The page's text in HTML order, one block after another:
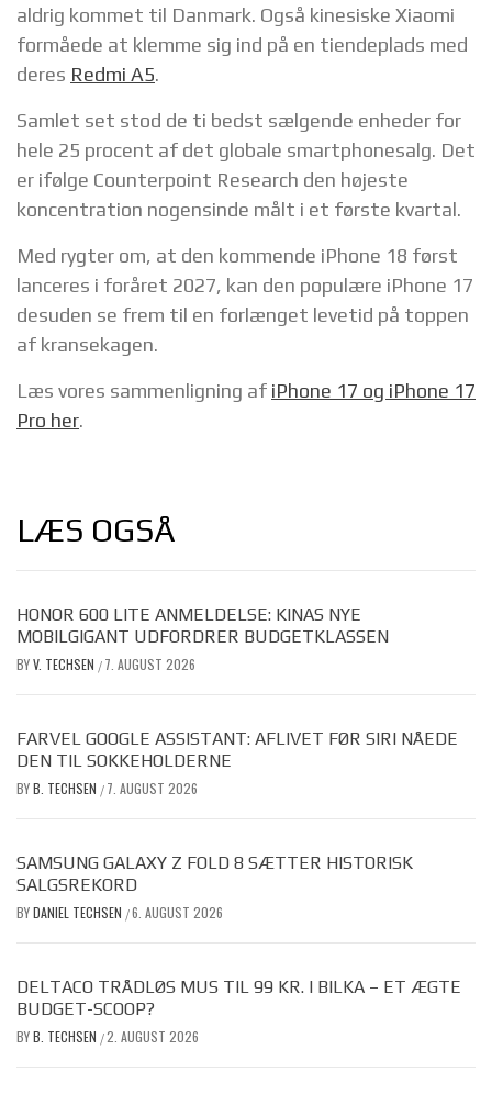
aldrig kommet til Danmark. Også kinesiske Xiaomi
formåede at klemme sig ind på en tiendeplads med
deres Redmi A5.
Samlet set stod de ti bedst sælgende enheder for
hele 25 procent af det globale smartphonesalg. Det
er ifølge Counterpoint Research den højeste
koncentration nogensinde målt i et første kvartal.
Med rygter om, at den kommende iPhone 18 først
lanceres i foråret 2027, kan den populære iPhone 17
desuden se frem til en forlænget levetid på toppen
af kransekagen.
Læs vores sammenligning af iPhone 17 og iPhone 17
Pro her.
LÆS OGSÅ
HONOR 600 LITE ANMELDELSE: KINAS NYE
MOBILGIGANT UDFORDRER BUDGETKLASSEN
BYV. TECHSEN / 7. AUGUST 2026
FARVEL GOOGLE ASSISTANT: AFLIVET FØR SIRI NÅEDE
DEN TIL SOKKEHOLDERNE
BYB. TECHSEN / 7. AUGUST 2026
SAMSUNG GALAXY Z FOLD 8 SÆTTER HISTORISK
SALGSREKORD
BYDANIEL TECHSEN /6. AUGUST 2026
DELTACO TRÅDLØS MUS TIL 99 KR. I BILKA – ET ÆGTE
BUDGET-SCOOP?
BYB. TECHSEN /2. AUGUST 2026